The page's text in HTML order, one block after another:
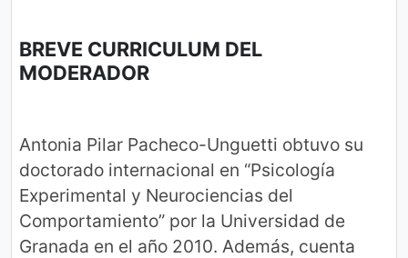
BREVE CURRICULUM DEL
MODERADOR
Antonia Pilar Pacheco-Unguetti obtuvo su
doctorado internacional en “Psicología
Experimental y Neurociencias del
Comportamiento” por la Universidad de
Granada en el año 2010. Además, cuenta